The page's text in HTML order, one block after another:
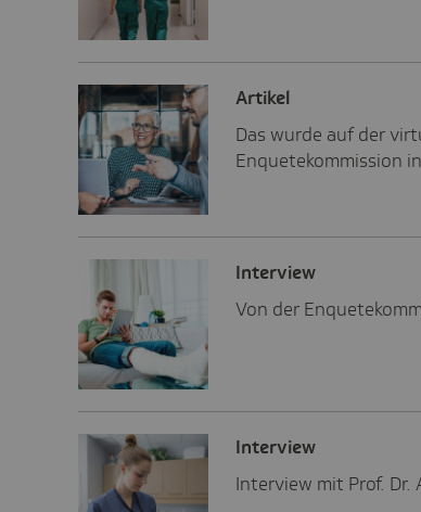
Artikel
Das wurde auf der
Enquetekommission
Inter­view
Von der
Inter­view
Interview mit Prof.